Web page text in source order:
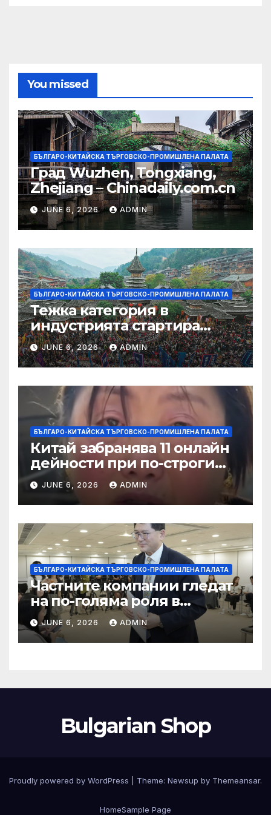
You missed
БЪЛГАРО-КИТАЙСКА ТЪРГОВСКО-ПРОМИШЛЕНА ПАЛАТА
Град Wuzhen, Tongxiang,
Zhejiang – Chinadaily.com.cn
JUNE 6, 2026 ADMIN
БЪЛГАРО-КИТАЙСКА ТЪРГОВСКО-ПРОМИШЛЕНА ПАЛАТА
Тежка категория в
индустрията стартира
алианс за космическа
слънчева енергия
JUNE 6, 2026 ADMIN
БЪЛГАРО-КИТАЙСКА ТЪРГОВСКО-ПРОМИШЛЕНА ПАЛАТА
Китай забранява 11 онлайн
дейности при по-строги
правила за ограничаване на
слуховете и
кибернасилниците
JUNE 6, 2026 ADMIN
БЪЛГАРО-КИТАЙСКА ТЪРГОВСКО-ПРОМИШЛЕНА ПАЛАТА
Частните компании гледат
на по-голяма роля в
стратегическата
енергетика
JUNE 6, 2026 ADMIN
Bulgarian Shop
Proudly powered by WordPress Theme: Newsup by Themeansar.
HomeSample Page